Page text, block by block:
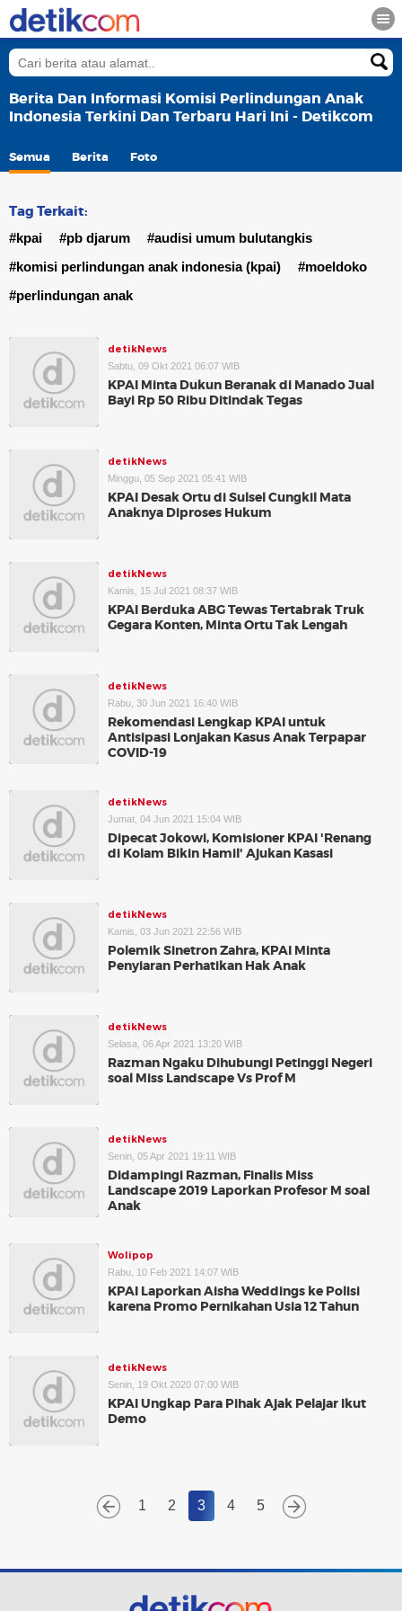
Berita Dan Informasi Komisi Perlindungan Anak
Indonesia Terkini Dan Terbaru Hari Ini - Detikcom
Semua Berita Foto
Tag Terkait:
#kpai #pb djarum
#audisi umum bulutangkis
#komisi perlindungan anak indonesia (kpai)
#moeldoko
#perlindungan anak
detikNews
Sabtu, 09 Okt 2021 06:07 WIB
KPAI Minta Dukun Beranak di Manado Jual
Bayi Rp 50 Ribu Ditindak Tegas
detikNews
Minggu, 05 Sep 2021 05:41 WIB
KPAI Desak Ortu di Sulsel Cungkil Mata
Anaknya Diproses Hukum
detikNews
Kamis, 15 Jul 2021 08:37 WIB
KPAI Berduka ABG Tewas Tertabrak Truk
Gegara Konten, Minta Ortu Tak Lengah
detikNews
Rabu, 30 Jun 2021 16:40 WIB
Rekomendasi Lengkap KPAI untuk
Antisipasi Lonjakan Kasus Anak Terpapar
COVID-19
detikNews
Jumat, 04 Jun 2021 15:04 WIB
Dipecat Jokowi, Komisioner KPAI 'Renang
di Kolam Bikin Hamil' Ajukan Kasasi
detikNews
Kamis, 03 Jun 2021 22:56 WIB
Polemik Sinetron Zahra, KPAI Minta
Penyiaran Perhatikan Hak Anak
detikNews
Selasa, 06 Apr 2021 13:20 WIB
Razman Ngaku Dihubungi Petinggi Negeri
soal Miss Landscape Vs Prof M
detikNews
Senin, 05 Apr 2021 19:11 WIB
Didampingi Razman, Finalis Miss
Landscape 2019 Laporkan Profesor M soal
Anak
Wolipop
Rabu, 10 Feb 2021 14:07 WIB
KPAI Laporkan Aisha Weddings ke Polisi
karena Promo Pernikahan Usia 12 Tahun
detikNews
Senin, 19 Okt 2020 07:00 WIB
KPAI Ungkap Para Pihak Ajak Pelajar Ikut
Demo
1 2 3 4 5